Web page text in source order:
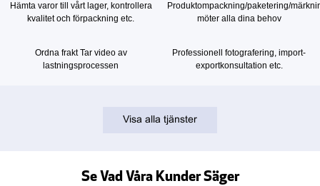
Hämta varor till vårt lager, kontrollera
kvalitet och förpackning etc.
Produktompackning/paketering/
möter alla dina behov
Ordna frakt Tar video av
lastningsprocessen
Professionell fotografering, import-
exportkonsultation etc.
Visa alla tjänster
Se Vad Våra Kunder Säger